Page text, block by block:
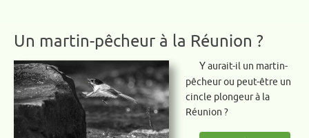
Un martin-pêcheur à la Réunion ?
Y aurait-il un martin-
pêcheur ou peut-être un
cincle plongeur à la
Réunion ?